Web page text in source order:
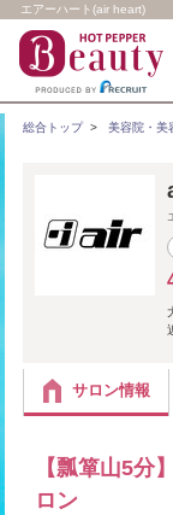
エアーハート(air heart)
総合トップ> 美容院・美
サロン情報
【瓢箪山5
ロン